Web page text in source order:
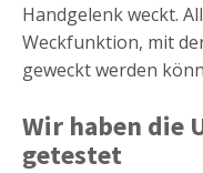
Handgelenk weckt.
Weckfunktion, mit
geweckt werden
Wir haben die
getestet